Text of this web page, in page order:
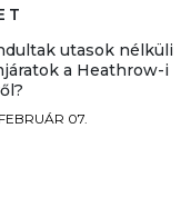
utasok nélküli
a Heathrow-i
FEBRUÁR 07.